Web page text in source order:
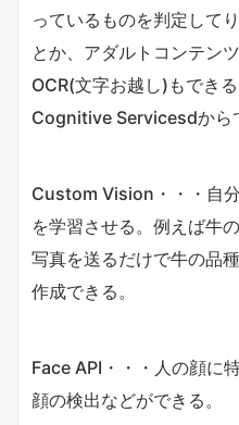
っているものを判定して
とか、アダルトコンテン
OCR(文字お越し)もでき
Cognitive Servicesdから
Custom Vision・・・自
を学習させる。例えば牛
写真を送るだけで牛の品
作成できる。
Face API・・・人の顔に
顔の検出などができる。